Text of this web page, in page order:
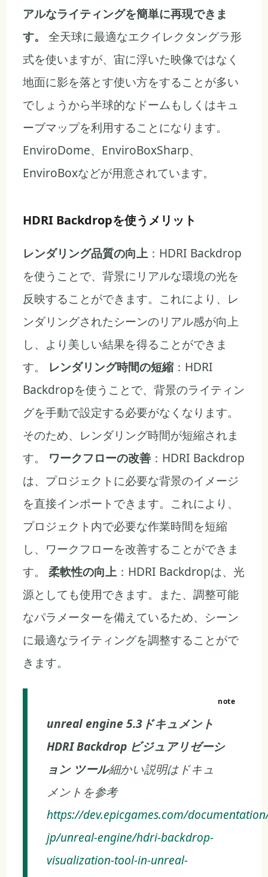
アルなライティングを簡単に再現できま
す。
全天球に最適なエクイレクタングラ形
式を使いますが、宙に浮いた映像ではなく
地面に影を落とす使い方をすることが多い
でしょうから半球的なドームもしくはキュ
ーブマップを利用することになります。
EnviroDome、EnviroBoxSharp、
EnviroBoxなどが用意されています。
HDRI Backdropを使うメリット
レンダリング品質の向上 ：HDRI Backdrop
を使うことで、背景にリアルな環境の光を
反映することができます。これにより、レ
ンダリングされたシーンのリアル感が向上
し、より美しい結果を得ることができま
す。 レンダリング時間の短縮 ：HDRI
Backdropを使うことで、背景のライティン
グを手動で設定する必要がなくなります。
そのため、レンダリング時間が短縮されま
す。 ワークフローの改善 ：HDRI Backdrop
は、プロジェクトに必要な背景のイメージ
を直接インポートできます。これにより、
プロジェクト内で必要な作業時間を短縮
し、ワークフローを改善することができま
す。柔軟性の向上 ：HDRI Backdropは、光
源としても使用できます。また、調整可能
なパラメーターを備えているため、シーン
に最適なライティングを調整することがで
きます。
unreal engine 5.3ドキュメント
HDRI Backdrop ビジュアリゼーシ
ョン ツール細かい説明はドキュ
メントを参考
https://dev.epicgames.com/
jp/unreal-engine/hdri-backdrop-
visualization-tool-in-unreal-